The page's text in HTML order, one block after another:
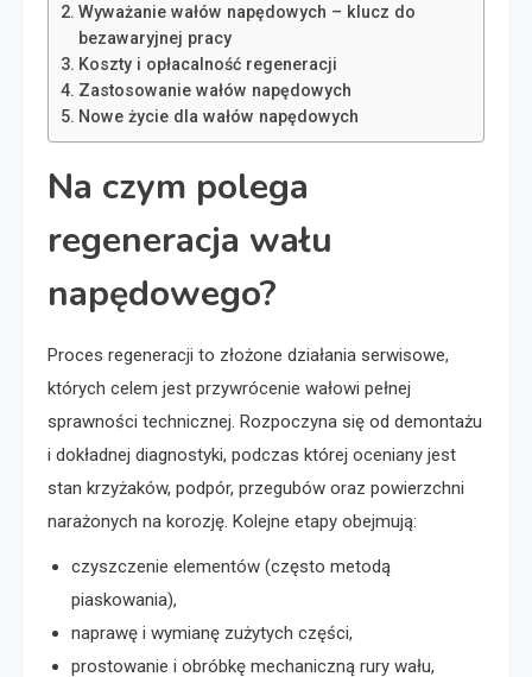
Wyważanie wałów napędowych – klucz do
bezawaryjnej pracy
Koszty i opłacalność regeneracji
Zastosowanie wałów napędowych
Nowe życie dla wałów napędowych
Na czym polega
regeneracja wału
napędowego?
Proces regeneracji to złożone działania serwisowe,
których celem jest przywrócenie wałowi pełnej
sprawności technicznej. Rozpoczyna się od demontażu
i dokładnej diagnostyki, podczas której oceniany jest
stan krzyżaków, podpór, przegubów oraz powierzchni
narażonych na korozję. Kolejne etapy obejmują:
czyszczenie elementów (często metodą
piaskowania),
naprawę i wymianę zużytych części,
prostowanie i obróbkę mechaniczną rury wału,